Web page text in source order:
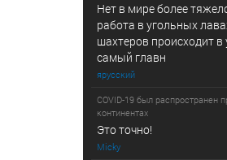
Нет в мире более
работа в угольных
шахтеров происходит
самый главн
ярусский
COVID-19 был распространен
континентах
Это точно!
Micky